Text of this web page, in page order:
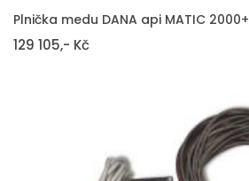
VLOŽIT DO KOŠÍKU
Plnička medu DANA api MATIC 2000+
129 105,- Kč